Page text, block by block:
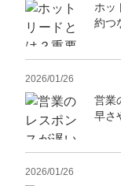
ホッ
約つ
2026/01/26
営業
早さ
2026/01/26